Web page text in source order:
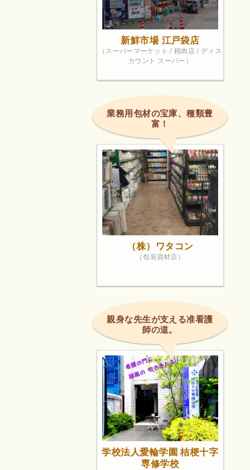
新鮮市場 江戸袋店
（スーパーマーケット / 精肉店 / ディス
カウント スーパー）
業務用包材の宝庫、種類豊
富！
（株）ワタコン
（包装資材店）
親身な先生が支える准看護
師の道。
学校法人愛輪学園 桔梗十字
専修学校